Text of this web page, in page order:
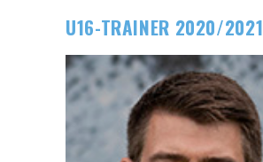
U16-TRAINER 2020/2021